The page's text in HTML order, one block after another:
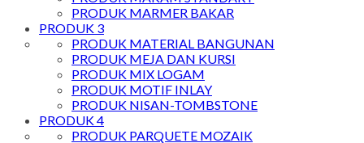
PRODUK MARMER BAKAR
PRODUK 3
PRODUK MATERIAL BANGUNAN
PRODUK MEJA DAN KURSI
PRODUK MIX LOGAM
PRODUK MOTIF INLAY
PRODUK NISAN-TOMBSTONE
PRODUK 4
PRODUK PARQUETE MOZAIK